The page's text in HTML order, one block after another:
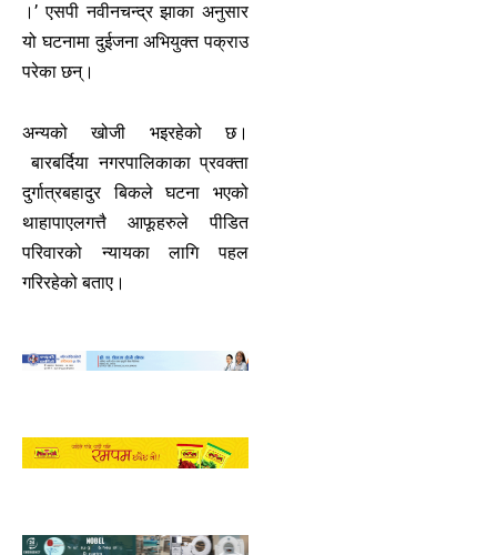
।’ एसपी नवीनचन्द्र झाका अनुसार
यो घटनामा दुईजना अभियुक्त पक्राउ
परेका छन्।
अन्यको खोजी भइरहेको छ।
बारबर्दिया नगरपालिकाका प्रवक्ता
दुर्गात्रबहादुर बिकले घटना भएको
थाहापाएलगत्तै आफूहरुले पीडित
परिवारको न्यायका लागि पहल
गरिरहेको बताए।